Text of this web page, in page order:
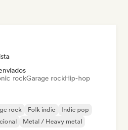
rockGarage rockHip-hop
rock Folk indie
Indie pop
Metal / Heavy metal